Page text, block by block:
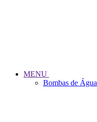
MENU
Bombas de Água